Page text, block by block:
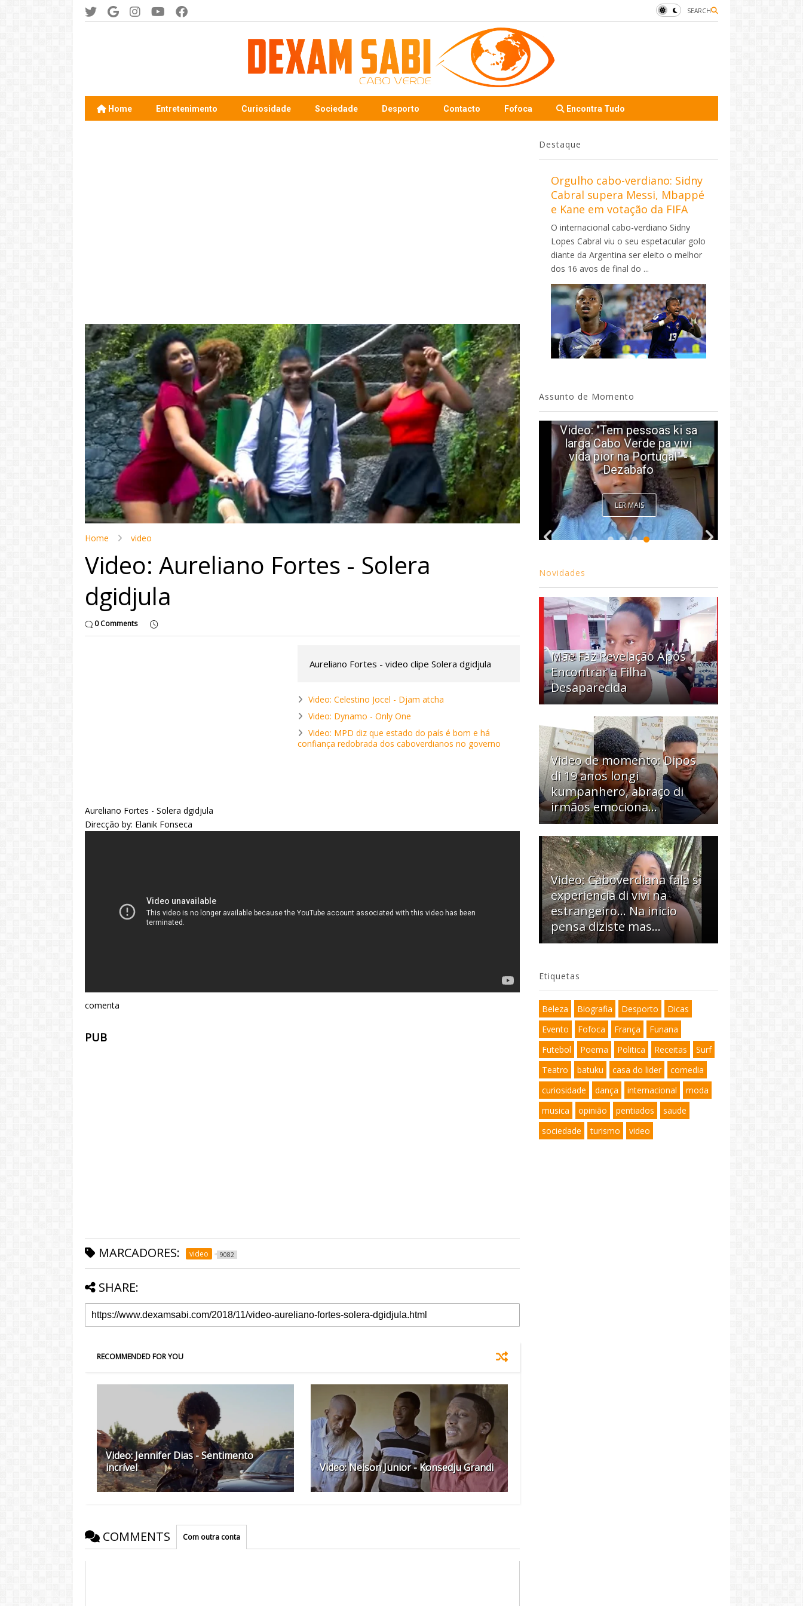
SEARCH
Home Entretenimento Curiosidade Sociedade Desporto Contacto Fofoca Encontra Tudo
Home video
Video: Aureliano Fortes - Solera
dgidjula
0 Comments
Aureliano Fortes - video clipe Solera dgidjula
Video: Celestino Jocel - Djam atcha
Video: Dynamo - Only One
Video: MPD diz que estado do país é bom e há
confiança redobrada dos caboverdianos no governo
Aureliano Fortes - Solera dgidjula
Direcção by: Elanik Fonseca
comenta
PUB
MARCADORES: video 9082
SHARE:
RECOMMENDED FOR YOU
Video: Jennifer Dias - Sentimento
incrível
Video: Nelson Junior - Konsedju Grandi
COMMENTS Com outra conta
Destaque
Orgulho cabo-verdiano: Sidny
Cabral supera Messi, Mbappé
e Kane em votação da FIFA
O internacional cabo-verdiano Sidny
Lopes Cabral viu o seu espetacular golo
diante da Argentina ser eleito o melhor
dos 16 avos de final do ...
Assunto de Momento
Video: Tininho conquista
Josslyn em direto...
LER MAIS
Video: Mãe e Pai
surpreendido na Cabo
Verde. Es ka sa speraba
LER MAIS
Video: Caboverdiana konta
motivo ki fazel larga
Portugal pa volta pa Cabo
Verde
LER MAIS
Video: "Tem pessoas ki sa
larga Cabo Verde pa vivi
vida pior na Portugal" -
Dezabafo
LER MAIS
Novidades
Mãe Faz Revelação Após
Encontrar a Filha
Desaparecida
Video de momento: Dipos
di 19 anos longi
kumpanhero, abraço di
irmãos emociona…
Video: Caboverdiana fala si
experiencia di vivi na
estrangeiro... Na inicio
pensa diziste mas...
Etiquetas
Beleza Biografia Desporto
Dicas
Evento
Fofoca França
Funana
Futebol
Poema Politica Receitas
Surf
Teatro
batuku casa do lider
comedia
curiosidade
dança internacional
moda
musica
opinião pentiados
saude
sociedade
turismo video